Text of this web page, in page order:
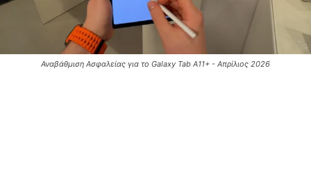
Αναβάθμιση Ασφαλείας για το Galaxy Tab A11+ - Απρίλιος 2026